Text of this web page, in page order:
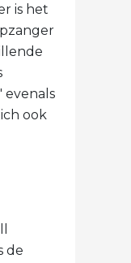
is het
evenals
ook
de